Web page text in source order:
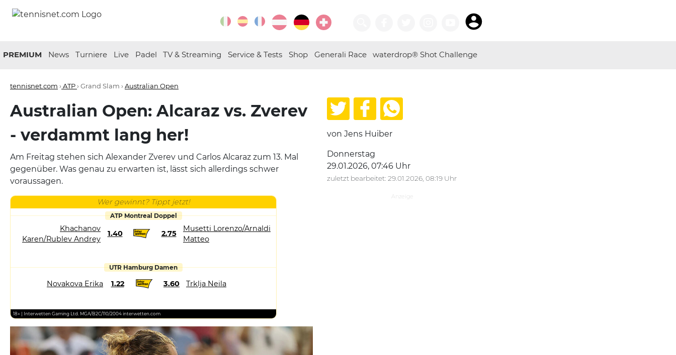
PREMIUM News Turniere Live Padel TV & Streaming Service & Tests Shop Generali Race waterdrop® Shot Challenge
tennisnet.com › ATP› Grand Slam › Australian Open
Australian Open: Alcaraz vs. Zverev
- verdammt lang her!
Am Freitag stehen sich Alexander Zverev und Carlos Alcaraz zum 13. Mal
gegenüber. Was genau zu erwarten ist, lässt sich allerdings schwer
voraussagen.
Wer gewinnt? Tippt jetzt!
ATP Montreal Doppel
Khachanov
Karen/Rublev Andrey
1.40 2.75
Musetti Lorenzo/Arnaldi
Matteo
UTR Hamburg Damen
Novakova Erika 1.22 3.60 Trklja Neila
18+ | Interwetten Gaming Ltd. MGA/B2C/110/2004 interwetten.com
von Jens Huiber
Donnerstag
29.01.2026, 07:46 Uhr
zuletzt bearbeitet: 29.01.2026, 08:19 Uhr